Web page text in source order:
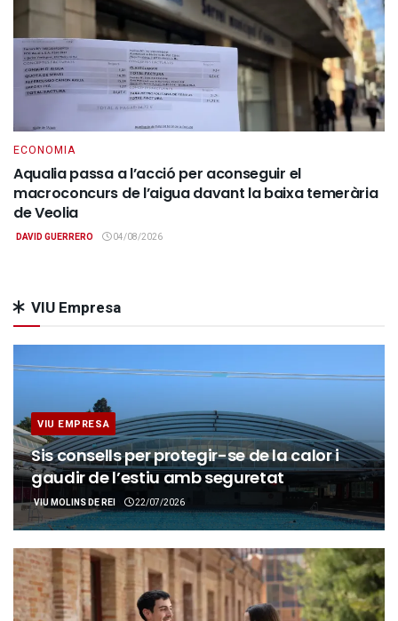
ECONOMIA
Aqualia passa a l’acció per aconseguir el
macroconcurs de l’aigua davant la baixa temerària
de Veolia
DAVID GUERRERO 04/08/2026
VIU Empresa
VIU EMPRESA
Sis consells per protegir-se de la calor i
gaudir de l’estiu amb seguretat
VIU MOLINS DE REI 22/07/2026